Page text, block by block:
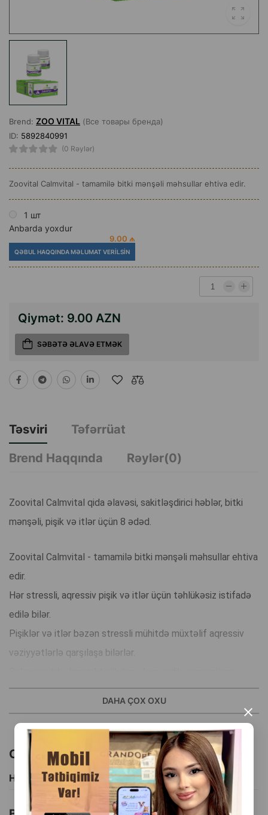
×
Brend: ZOO VITAL (Все товары бренда)
ID: 5892840991
(0 Rəylər)
Zoovital Calmvital - tamamilə bitki mənşəli məhsullar ehtiva edir.
1 шт
Anbarda yoxdur
9.00 ₼
QƏBUL HAQQINDA MƏLUMAT VERILSIN
Qiymət: 9.00 AZN
SƏBƏTƏ ƏLAVƏ ETMƏK
Təsviri
Təfərrüat
Brend Haqqında
Rəylər(0)
Zoovital Calmvital qida əlavəsi, sakitləşdirici həblər, bitki
mənşəli, pişik və itlər üçün 8 ədəd.
Zoovital Calmvital - tamamilə bitki mənşəli məhsullar ehtiva
edir.
Hər stressli, aqressiv pişik və itlər üçün təhlükəsiz istifadə
edilə bilər.
Pişiklər və itlər bəzən stressli mühitdə müxtəlif aqressiv
vəziyyətlərlə qarşılaşa bilərlər.
titrəmə, narahat baxışlar və ya aqressiv davranış kimi
anormal davranışlar göstərə bilərlər.
Zoovital Calm Vital – əlavə yem məhsuludur.
Məzmun:
St. Johns wort, Bədrənc, Adaçayı, Lavanda, Kətan toxumu,
Melisa, Rozmarin, Həşhaş, Pəpərməntə
İstifadə qaydası:
DAHA ÇOX OXU
Oxşar məhsullar
Hamısını Gör